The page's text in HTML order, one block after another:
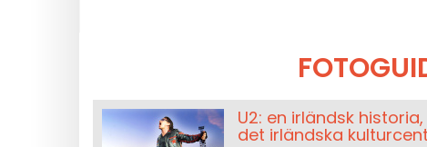
U2: en irländsk
det irländska